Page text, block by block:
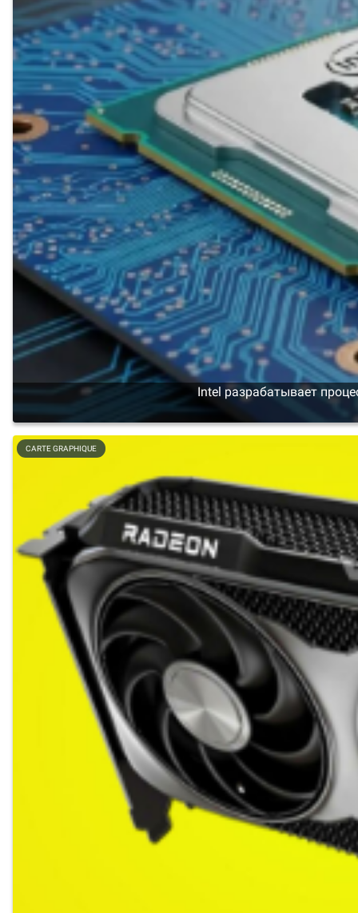
Intel разрабатывает
CARTE GRAPHIQUE